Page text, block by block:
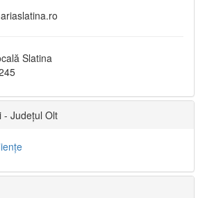
Slatina
- Județul Olt